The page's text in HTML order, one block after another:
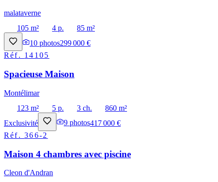
malataverne
105 m²
4 p.
85 m²
10 photos299 000 €
Réf. 14105
Spacieuse Maison
Montélimar
123 m²
5 p. 3 ch.
860 m²
Exclusivité
9 photos417 000 €
Réf.366-2
Maison 4 chambres avec piscine
Cleon d'Andran